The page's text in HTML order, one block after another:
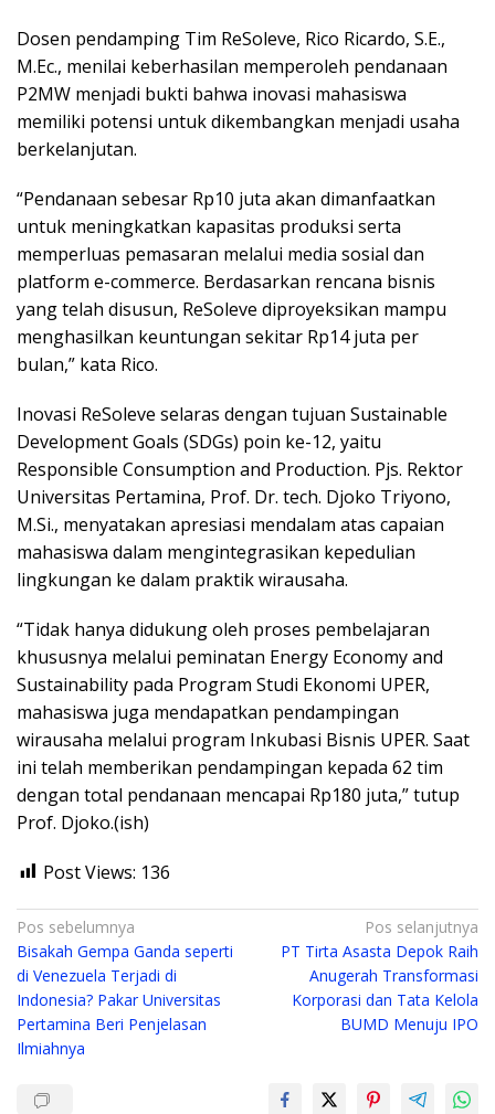
Dosen pendamping Tim ReSoleve, Rico Ricardo, S.E.,
M.Ec., menilai keberhasilan memperoleh pendanaan
P2MW menjadi bukti bahwa inovasi mahasiswa
memiliki potensi untuk dikembangkan menjadi usaha
berkelanjutan.
“Pendanaan sebesar Rp10 juta akan dimanfaatkan
untuk meningkatkan kapasitas produksi serta
memperluas pemasaran melalui media sosial dan
platform e-commerce. Berdasarkan rencana bisnis
yang telah disusun, ReSoleve diproyeksikan mampu
menghasilkan keuntungan sekitar Rp14 juta per
bulan,” kata Rico.
Inovasi ReSoleve selaras dengan tujuan Sustainable
Development Goals (SDGs) poin ke-12, yaitu
Responsible Consumption and Production. Pjs. Rektor
Universitas Pertamina, Prof. Dr. tech. Djoko Triyono,
M.Si., menyatakan apresiasi mendalam atas capaian
mahasiswa dalam mengintegrasikan kepedulian
lingkungan ke dalam praktik wirausaha.
“Tidak hanya didukung oleh proses pembelajaran
khususnya melalui peminatan Energy Economy and
Sustainability pada Program Studi Ekonomi UPER,
mahasiswa juga mendapatkan pendampingan
wirausaha melalui program Inkubasi Bisnis UPER. Saat
ini telah memberikan pendampingan kepada 62 tim
dengan total pendanaan mencapai Rp180 juta,” tutup
Prof. Djoko.(ish)
Post Views: 136
Navigasi
pos
Pos sebelumnya
Bisakah Gempa Ganda seperti
di Venezuela Terjadi di
Indonesia? Pakar Universitas
Pertamina Beri Penjelasan
Ilmiahnya
Pos selanjutnya
PT Tirta Asasta Depok Raih
Anugerah Transformasi
Korporasi dan Tata Kelola
BUMD Menuju IPO